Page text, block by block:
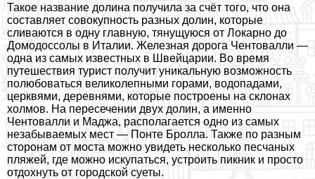
Такое название долина получила за счёт того, что она
составляет совокупность разных долин, которые
сливаются в одну главную, тянущуюся от Локарно до
Домодоссолы в Италии. Железная дорога Чентовалли —
одна из самых известных в Швейцарии. Во время
путешествия турист получит уникальную возможность
полюбоваться великолепными горами, водопадами,
церквями, деревнями, которые построены на склонах
холмов. На пересечении двух долин, а именно
Чентовалли и Маджа, располагается одно из самых
незабываемых мест — Понте Бролла. Также по разным
сторонам от моста можно увидеть несколько песчаных
пляжей, где можно искупаться, устроить пикник и просто
отдохнуть от городской суеты.